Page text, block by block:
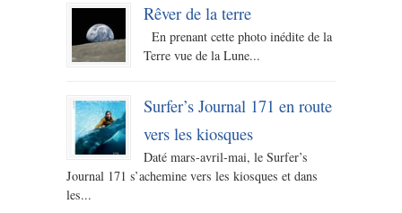
Rêver de la terre
En prenant cette photo inédite de la
Terre vue de la Lune...
Surfer’s Journal 171 en route
vers les kiosques
Daté mars-avril-mai, le Surfer’s
Journal 171 s’achemine vers les kiosques et dans
les...